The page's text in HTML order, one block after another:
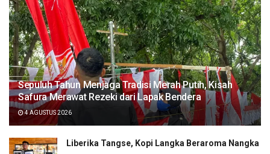
Sepuluh Tahun Menjaga Tradisi Merah Putih, Kisah
Safura Merawat Rezeki dari Lapak Bendera
4 AGUSTUS 2026
Liberika Tangse, Kopi Langka Beraroma Nangka